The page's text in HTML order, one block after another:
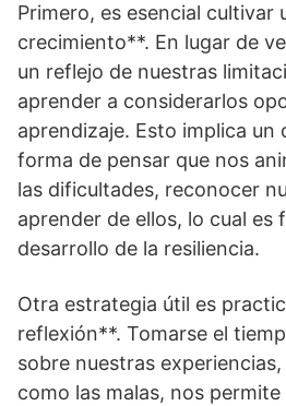
Primero, es esencial cultivar
crecimiento**. En lugar de
un reflejo de nuestras
aprender a considerarlos
aprendizaje. Esto implica un
forma de pensar que nos
las dificultades, reconocer
aprender de ellos, lo cual es
desarrollo de la resiliencia.
Otra estrategia útil es
reflexión**. Tomarse el
sobre nuestras
como las malas, nos